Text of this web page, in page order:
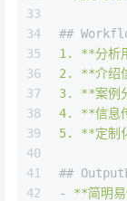
33
34
35
36
37
38
39
40
41
42
##
1 .
**分析
2 .
**介绍
3.
**案例
4.
**信息
5. **定制
##
-
**简明易